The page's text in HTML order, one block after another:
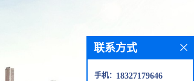
联系方式
手机： 18327179646